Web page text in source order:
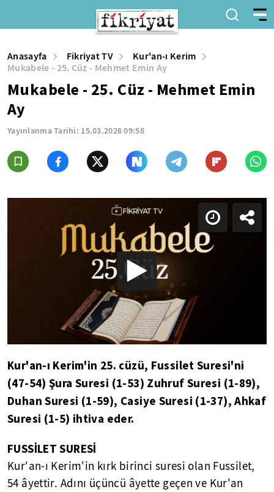
Anasayfa Fikriyat TV
Kur'an-ı Kerim
Mukabele - 25. Cüz - Mehmet Emin Ay
Mukabele - 25. Cüz - Mehmet Emin
Ay
Yayınlanma Tarihi: 15.03.2026 09:58
Kur'an-ı Kerim'in 25. cüzü, Fussilet Suresi'ni
(47-54) Şura Suresi (1-53) Zuhruf Suresi (1-89),
Duhan Suresi (1-59), Casiye Suresi (1-37), Ahkaf
Suresi (1-5) ihtiva eder.
FUSSİLET SURESİ
Kur'an-ı Kerim'in kırk birinci suresi olan Fussilet,
54 âyettir. Adını üçüncü âyette geçen ve Kur'an